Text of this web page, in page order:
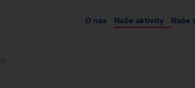
O nás Naše aktivity Naše